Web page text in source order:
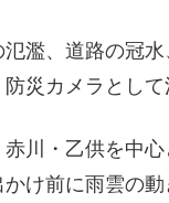
氾濫、道路の冠
災カメラとして
赤川・乙供を中
け前に雨雲の